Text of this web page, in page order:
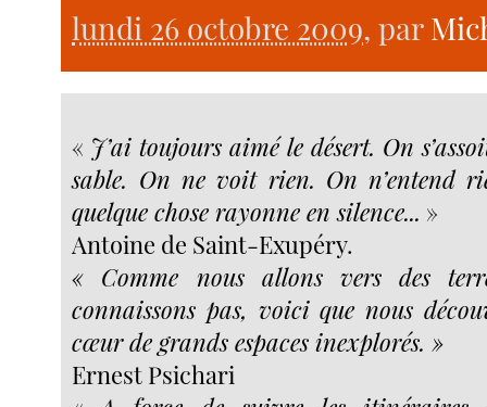
lundi 26 octobre 2009, par
« J’ai toujours aimé le désert. On
sable. On ne voit rien. On n’entend
quelque chose rayonne en silence... »
Antoine de Saint-Exupéry.
« Comme nous allons vers des
connaissons pas, voici que nous
cœur de grands espaces inexplorés. »
Ernest Psichari